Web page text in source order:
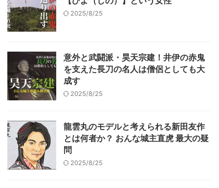
2025/8/25
意外と武闘派・昊天宗建！井伊の赤鬼
を支えた長刀の名人は僧侶としても大
成す
2025/8/25
龍雲丸のモデルと考えられる新田友作
とは何者か？ おんな城主直虎 最大の疑
問
2025/8/25